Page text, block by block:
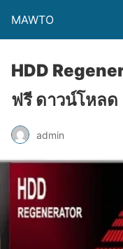
MAWTO
HDD
ฟรี ดาวน์โหล
admin